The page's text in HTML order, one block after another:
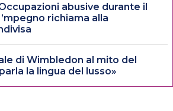
abusive durante il
richiama alla
di Wimbledon al mito del
la lingua del lusso»